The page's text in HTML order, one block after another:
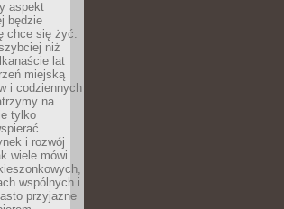
aspekt
będzie
chce się żyć.
niż
lat
miejską
i codziennych
na
tylko
i rozwój
wiele mówi
wspólnych i
przyjazne